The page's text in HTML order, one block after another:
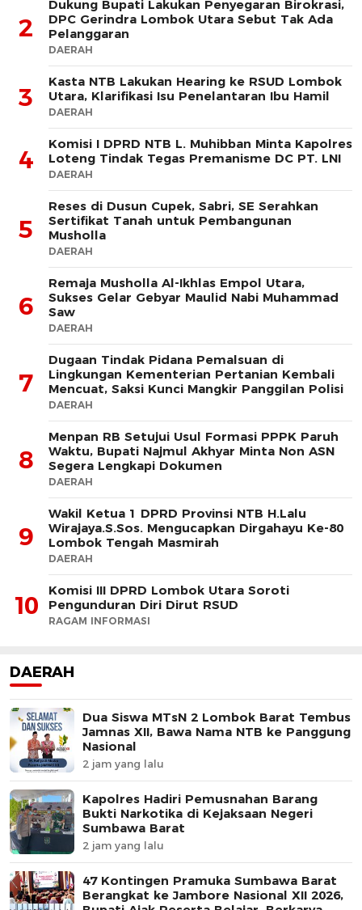
2
Dukung Bupati Lakukan Penyegaran Birokrasi,
DPC Gerindra Lombok Utara Sebut Tak Ada
Pelanggaran
DAERAH
3
Kasta NTB Lakukan Hearing ke RSUD Lombok
Utara, Klarifikasi Isu Penelantaran Ibu Hamil
DAERAH
4
Komisi I DPRD NTB L. Muhibban Minta Kapolres
Loteng Tindak Tegas Premanisme DC PT. LNI
DAERAH
5
Reses di Dusun Cupek, Sabri, SE Serahkan
Sertifikat Tanah untuk Pembangunan
Musholla
DAERAH
6
Remaja Musholla Al-Ikhlas Empol Utara,
Sukses Gelar Gebyar Maulid Nabi Muhammad
Saw
DAERAH
7
Dugaan Tindak Pidana Pemalsuan di
Lingkungan Kementerian Pertanian Kembali
Mencuat, Saksi Kunci Mangkir Panggilan Polisi
DAERAH
8
Menpan RB Setujui Usul Formasi PPPK Paruh
Waktu, Bupati Najmul Akhyar Minta Non ASN
Segera Lengkapi Dokumen
DAERAH
9
Wakil Ketua 1 DPRD Provinsi NTB H.Lalu
Wirajaya.S.Sos. Mengucapkan Dirgahayu Ke-80
Lombok Tengah Masmirah
DAERAH
10
Komisi III DPRD Lombok Utara Soroti
Pengunduran Diri Dirut RSUD
RAGAM INFORMASI
DAERAH
Dua Siswa MTsN 2 Lombok Barat Tembus
Jamnas XII, Bawa Nama NTB ke Panggung
Nasional
2 jam yang lalu
Kapolres Hadiri Pemusnahan Barang
Bukti Narkotika di Kejaksaan Negeri
Sumbawa Barat
2 jam yang lalu
47 Kontingen Pramuka Sumbawa Barat
Berangkat ke Jambore Nasional XII 2026,